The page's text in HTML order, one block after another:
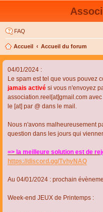
FAQ
Accueil Accueil du forum
04/01/2024 :
Le spam est tel que vous pouvez
jamais activé si vous n'envoyez
association.reel[at]gmail.com avec
le [at] par @ dans le mail.
Nous n'avons malheureusement
question dans les jours qui
=> la meilleure solution est de
https://discord.gg/TvhyNAQ
Au 04/01/2024 : prochain
Week-end JEUX de Printemps :